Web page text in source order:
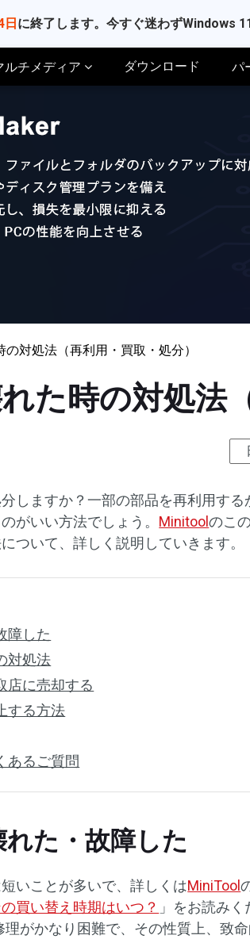
日に終了します。今すぐ迷わずWindows
ルチメディア ダウンロード パ
対処法（再利用・買取・処分）
た時の対処法
しますか？一部の部品を再利用する
がいい方法でしょう。 Minitoolのこ
ついて、詳しく説明していきます。
障した
対処法
店に売却する
する方法
あるご質問
た・故障した
いことが多いで、詳しくはMiniTool
買い替え時期はいつ？ 」をお読み
がかなり困難で、その性質上、致